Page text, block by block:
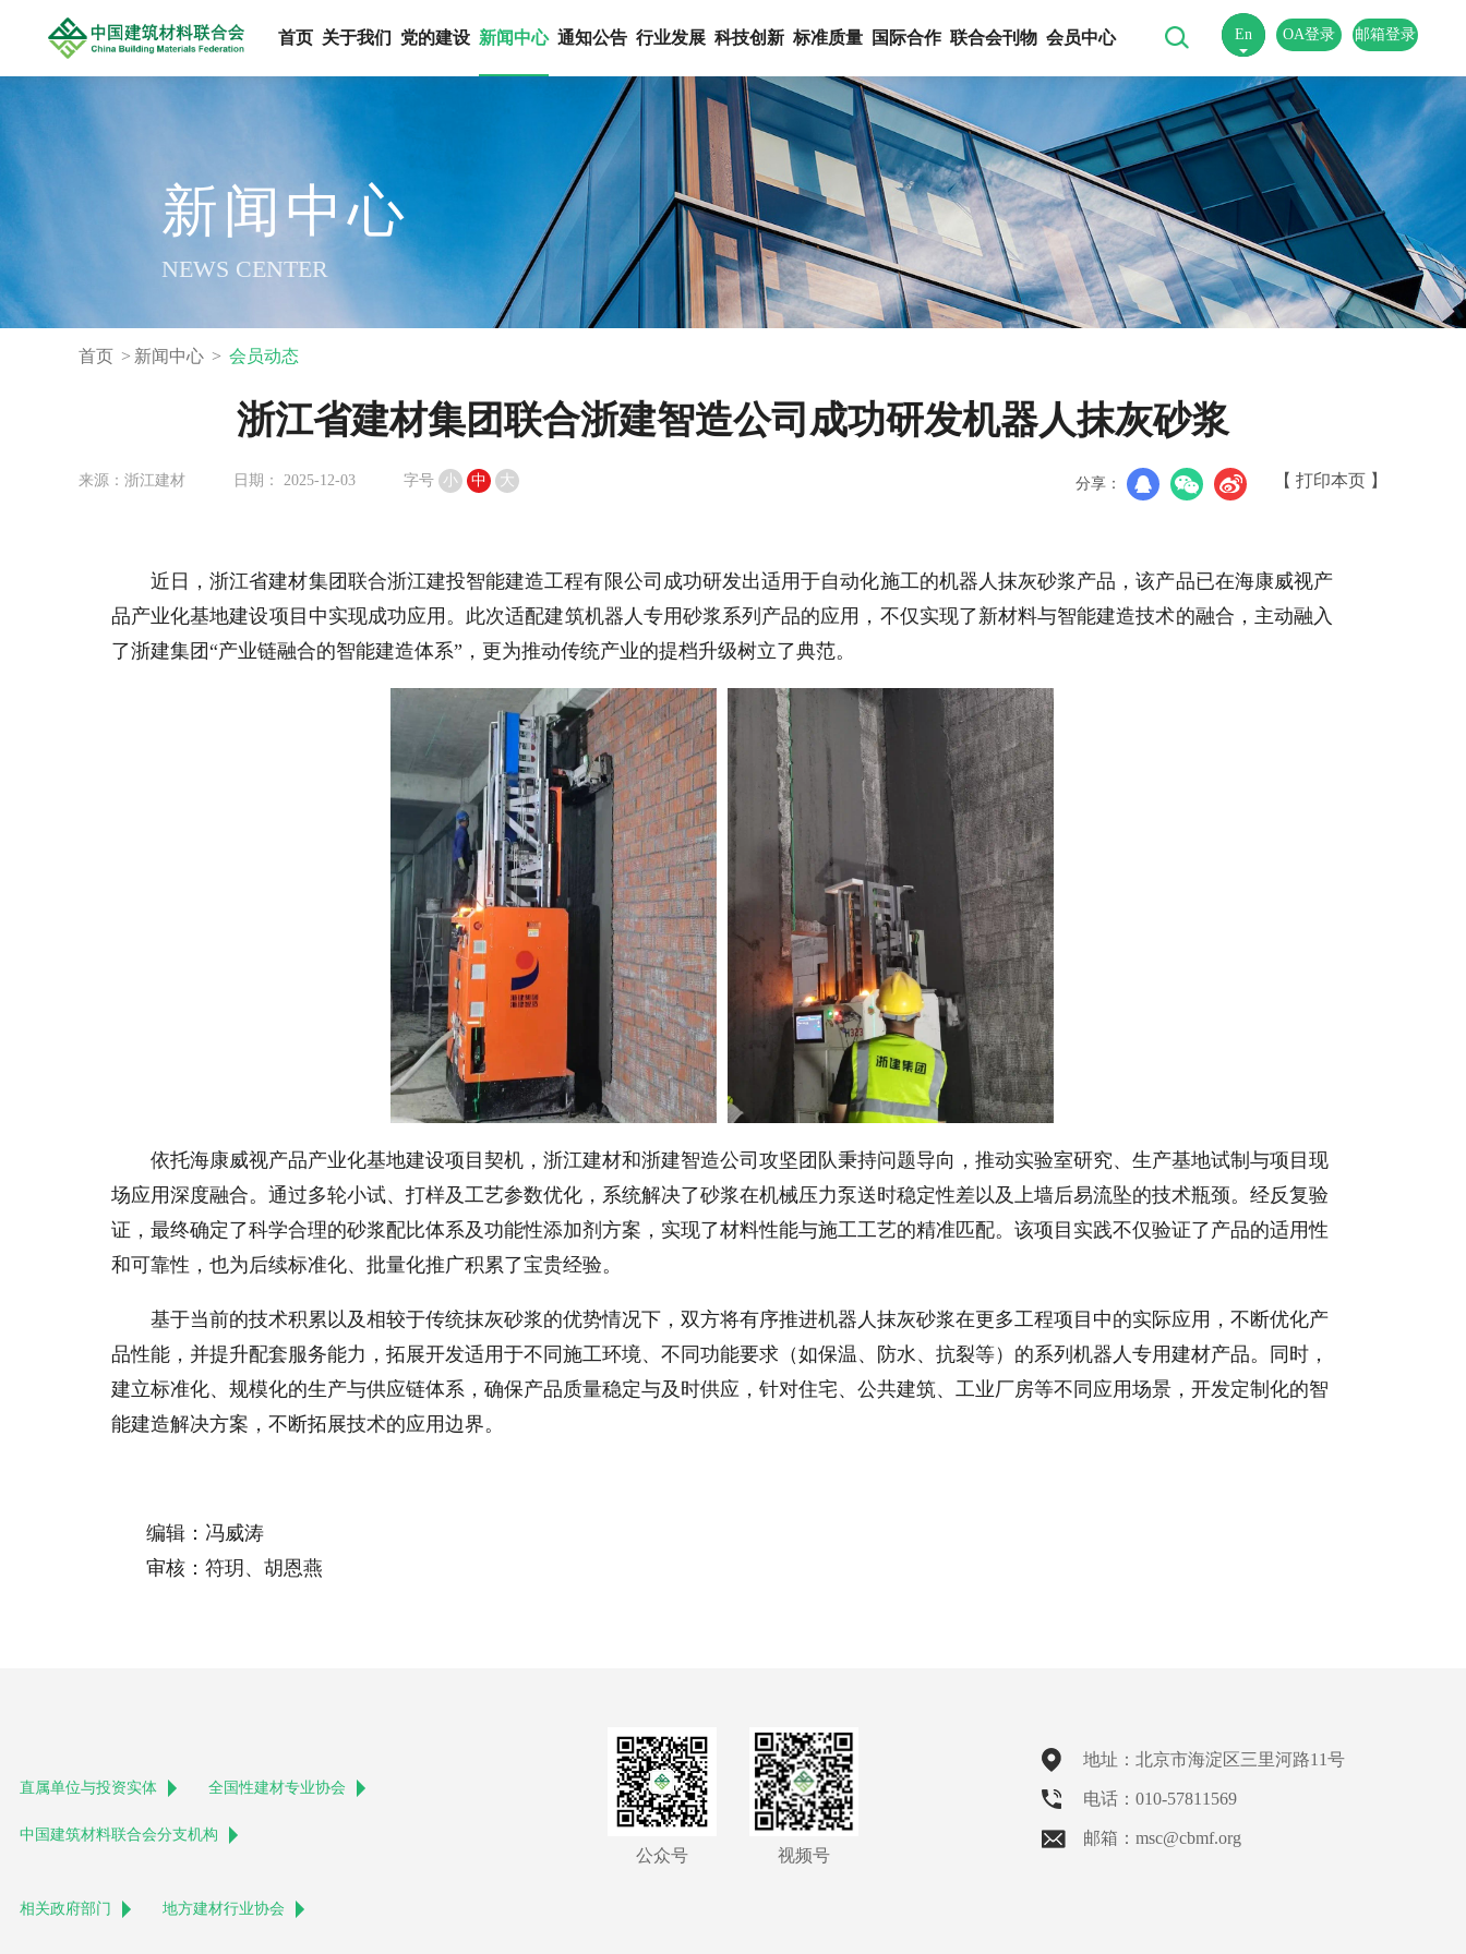
首页 关于我们 党的建设 新闻中心 通知公告 行业发展 科技创新 标准质量 国际合作 联合会刊物 会员中心 邮箱登录
OA登录
En
中
新闻中心
NEWS CENTER
首页 新闻中心 会员动态
浙江省建材集团联合浙建智造公司成功研发机器人抹灰砂浆
来源：浙江建材 日期： 2025-12-03 字号 小 中 大 【 打印本页 】
分享：
近日，浙江省建材集团联合浙江建投智能建造工程有限公司成功研发出适用于自动化施工的机器人抹灰砂浆产品，该产品已在海康威视产
品产业化基地建设项目中实现成功应用。此次适配建筑机器人专用砂浆系列产品的应用，不仅实现了新材料与智能建造技术的融合，主动融入
了浙建集团“产业链融合的智能建造体系”，更为推动传统产业的提档升级树立了典范。
依托海康威视产品产业化基地建设项目契机，浙江建材和浙建智造公司攻坚团队秉持问题导向，推动实验室研究、生产基地试制与项目现
场应用深度融合。通过多轮小试、打样及工艺参数优化，系统解决了砂浆在机械压力泵送时稳定性差以及上墙后易流坠的技术瓶颈。经反复验
证，最终确定了科学合理的砂浆配比体系及功能性添加剂方案，实现了材料性能与施工工艺的精准匹配。该项目实践不仅验证了产品的适用性
和可靠性，也为后续标准化、批量化推广积累了宝贵经验。
基于当前的技术积累以及相较于传统抹灰砂浆的优势情况下，双方将有序推进机器人抹灰砂浆在更多工程项目中的实际应用，不断优化产
品性能，并提升配套服务能力，拓展开发适用于不同施工环境、不同功能要求（如保温、防水、抗裂等）的系列机器人专用建材产品。同时，
建立标准化、规模化的生产与供应链体系，确保产品质量稳定与及时供应，针对住宅、公共建筑、工业厂房等不同应用场景，开发定制化的智
能建造解决方案，不断拓展技术的应用边界。
编辑：冯威涛
审核：符玥、胡恩燕
直属单位与投资实体 全国性建材专业协会
中国建筑材料联合会分支机构
相关政府部门 地方建材行业协会
公众号 视频号
地址：北京市海淀区三里河路11号
电话：010-57811569
邮箱：msc@cbmf.org